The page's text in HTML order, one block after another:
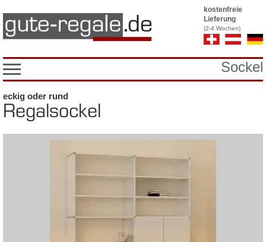
kostenfreie
Lieferung
(2-4 Wochen)
Sockel
eckig oder rund
Re­gal­so­ckel